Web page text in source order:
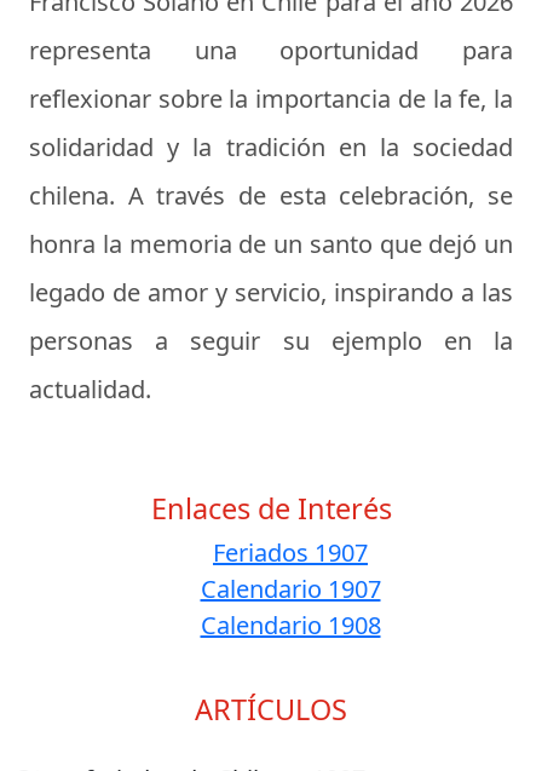
representa una oportunidad para
reflexionar sobre la importancia de la fe, la
solidaridad y la tradición en la sociedad
chilena. A través de esta celebración, se
honra la memoria de un santo que dejó un
legado de amor y servicio, inspirando a las
personas a seguir su ejemplo en la
actualidad.
Enlaces de Interés
Feriados 1907
Calendario 1907
Calendario 1908
ARTÍCULOS